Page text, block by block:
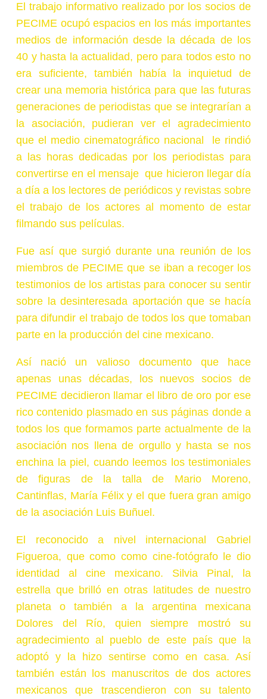
El trabajo informativo realizado por los socios de
PECIME ocupó espacios en los más importantes
medios de información desde la década de los
40 y hasta la actualidad, pero para todos esto no
era suficiente, también había la inquietud de
crear una memoria histórica para que las futuras
generaciones de periodistas que se integrarían a
la asociación, pudieran ver el agradecimiento
que el medio cinematográfico nacional le rindió
a las horas dedicadas por los periodistas para
convertirse en el mensaje que hicieron llegar día
a día a los lectores de periódicos y revistas sobre
el trabajo de los actores al momento de estar
filmando sus películas.
Fue así que surgió durante una reunión de los
miembros de PECIME que se iban a recoger los
testimonios de los artistas para conocer su sentir
sobre la desinteresada aportación que se hacía
para difundir el trabajo de todos los que tomaban
parte en la producción del cine mexicano.
Así nació un valioso documento que hace
apenas unas décadas, los nuevos socios de
PECIME decidieron llamar el libro de oro por ese
rico contenido plasmado en sus páginas donde a
todos los que formamos parte actualmente de la
asociación nos llena de orgullo y hasta se nos
enchina la piel, cuando leemos los testimoniales
de figuras de la talla de Mario Moreno,
Cantinflas, María Félix y el que fuera gran amigo
de la asociación Luis Buñuel.
El reconocido a nivel internacional Gabriel
Figueroa, que como como cine-fotógrafo le dio
identidad al cine mexicano. Silvia Pinal, la
estrella que brilló en otras latitudes de nuestro
planeta o también a la argentina mexicana
Dolores del Río, quien siempre mostró su
agradecimiento al pueblo de este país que la
adoptó y la hizo sentirse como en casa. Así
también están los manuscritos de dos actores
mexicanos que trascendieron con su talento